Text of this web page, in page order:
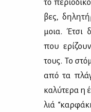
το
βες,
μοια. Έτσι
που
τους. Το
από τα
κα­λύ­τε­ρα η
λιά